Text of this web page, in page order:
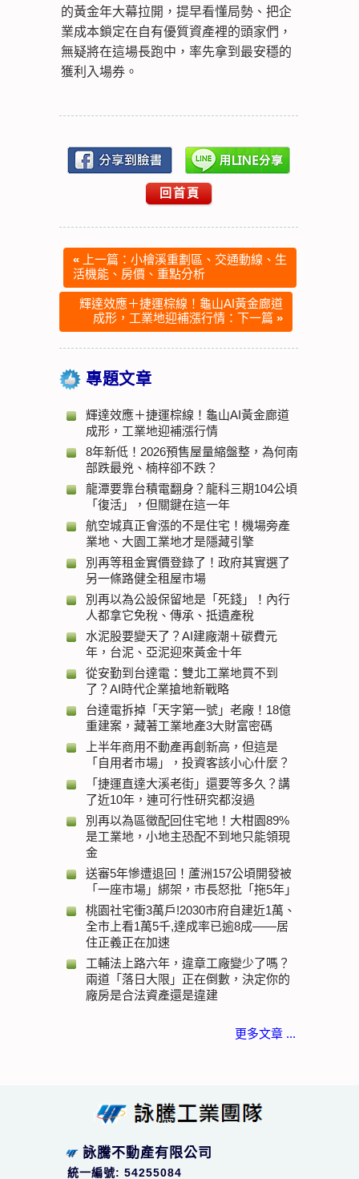
的黃金年大幕拉開，提早看懂局勢、把企
業成本鎖定在自有優質資產裡的頭家們，
無疑將在這場長跑中，率先拿到最安穩的
獲利入場券。
回首頁
« 上一篇：小檜溪重劃區、交通動線、生
活機能、房價、重點分析
輝達效應＋捷運棕線！龜山AI黃金廊道
成形，工業地迎補漲行情：下一篇 »
專題文章
輝達效應＋捷運棕線！龜山AI黃金廊道
成形，工業地迎補漲行情
8年新低！2026預售屋量縮盤整，為何南
部跌最兇、楠梓卻不跌？
龍潭要靠台積電翻身？龍科三期104公頃
「復活」，但關鍵在這一年
航空城真正會漲的不是住宅！機場旁產
業地、大園工業地才是隱藏引擎
別再等租金實價登錄了！政府其實選了
另一條路健全租屋市場
別再以為公設保留地是「死錢」！內行
人都拿它免稅、傳承、抵遺產稅
水泥股要變天了？AI建廠潮＋碳費元
年，台泥、亞泥迎來黃金十年
從安勤到台達電：雙北工業地買不到
了？AI時代企業搶地新戰略
台達電拆掉「天字第一號」老廠！18億
重建案，藏著工業地產3大財富密碼
上半年商用不動產再創新高，但這是
「自用者市場」，投資客該小心什麼？
「捷運直達大溪老街」還要等多久？講
了近10年，連可行性研究都沒過
別再以為區徵配回住宅地！大柑園89%
是工業地，小地主恐配不到地只能領現
金
送審5年慘遭退回！蘆洲157公頃開發被
「一座市場」綁架，市長怒批「拖5年」
桃園社宅衝3萬戶!2030市府自建近1萬、
全市上看1萬5千,達成率已逾8成——居
住正義正在加速
工輔法上路六年，違章工廠變少了嗎？
兩道「落日大限」正在倒數，決定你的
廠房是合法資產還是違建
更多文章 ...
詠騰不動產有限公司
統一編號: 54255084